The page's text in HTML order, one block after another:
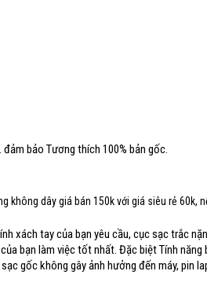
bảo Tương thích 100% bản gốc.
không dây giá bán 150k với giá siêu rẻ 60k,
xách tay của bạn yêu cầu, cục sạc trắc
bạn làm việc tốt nhất. Đặc biệt Tính năng
gốc không gây ảnh hưởng đến máy, pin